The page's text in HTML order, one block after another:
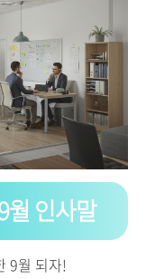
월 인사말
9월 되자!